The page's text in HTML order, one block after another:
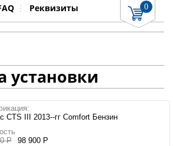
Реквизиты 0
установки
CTS III 2013--гг Comfort Бензин
Р
98 900 Р